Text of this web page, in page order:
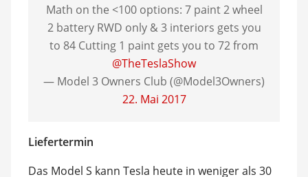
Math on the <100 options: 7 paint 2 wheel
2 battery RWD only & 3 interiors gets you
to 84 Cutting 1 paint gets you to 72 from
@TheTeslaShow
— Model 3 Owners Club (@Model3Owners)
22. Mai 2017
Liefertermin
Das Model S kann Tesla heute in weniger als 30